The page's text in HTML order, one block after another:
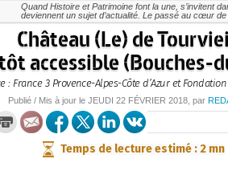
Quand Histoire et Patrimoine font la une, s’invitent
deviennent un sujet d’actualité. Le passé au cœur de
Château (Le) de
accessible (Bouches-
: France 3 Provence-Alpes-Côte d’Azur et
Publié / Mis à jour le JEUDI 22 FÉVRIER 2018, par
Temps de lecture estimé : 2 mn